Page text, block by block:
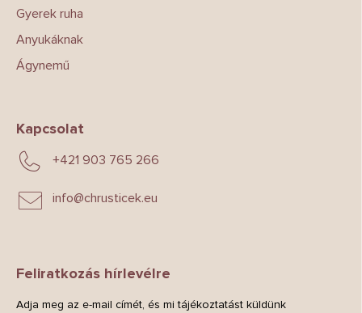
Gyerek ruha
Anyukáknak
Ágynemű
Kapcsolat
info@chrusticek.eu
+421 903 765 266
Feliratkozás hírlevélre
Adja meg az e-mail címét, és mi tájékoztatást küldünk